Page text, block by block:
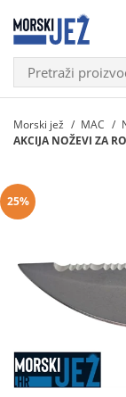
Morski jež MAC
AKCIJA NOŽEVI ZA
25%